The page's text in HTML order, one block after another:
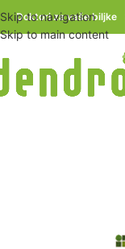
Skip to navigation
Skip to main content
Doktori za vaše biljke